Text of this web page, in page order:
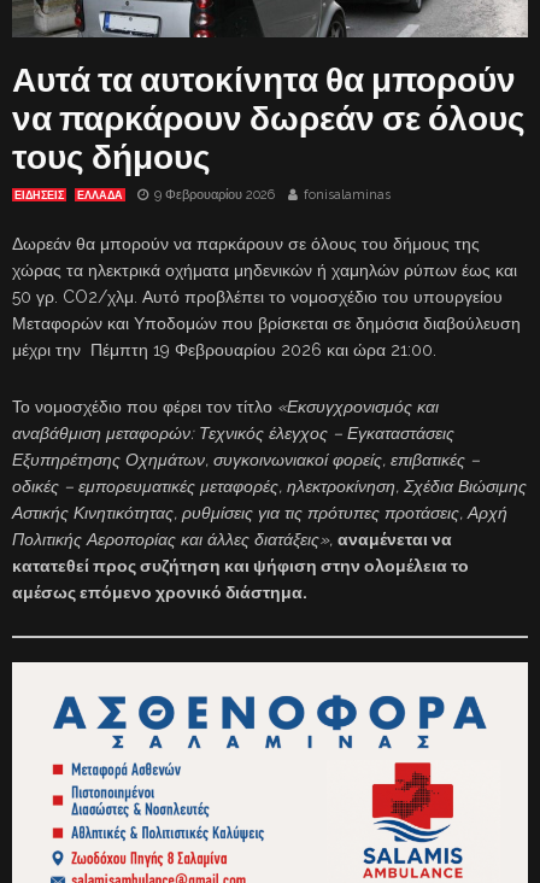
Αυτά τα αυτοκίνητα θα μπορούν
να παρκάρουν δωρεάν σε όλους
τους δήμους
ΕΙΔΗΣΕΙΣ ΕΛΛΑΔΑ 9 Φεβρουαρίου 2026 fonisalaminas
Δωρεάν θα μπορούν να παρκάρουν σε όλους του δήμους της
χώρας τα ηλεκτρικά οχήματα μηδενικών ή χαμηλών ρύπων έως και
50 γρ. CO2/χλμ. Αυτό προβλέπει το νομοσχέδιο του υπουργείου
Μεταφορών και Υποδομών που βρίσκεται σε δημόσια διαβούλευση
μέχρι την Πέμπτη 19 Φεβρουαρίου 2026 και ώρα 21:00.
Το νομοσχέδιο που φέρει τον τίτλο «Εκσυγχρονισμός και
αναβάθμιση μεταφορών: Τεχνικός έλεγχος – Εγκαταστάσεις
Εξυπηρέτησης Οχημάτων, συγκοινωνιακοί φορείς, επιβατικές –
οδικές – εμπορευματικές μεταφορές, ηλεκτροκίνηση, Σχέδια Βιώσιμης
Αστικής Κινητικότητας, ρυθμίσεις για τις πρότυπες προτάσεις, Αρχή
Πολιτικής Αεροπορίας και άλλες διατάξεις», αναμένεται να
κατατεθεί προς συζήτηση και ψήφιση στην ολομέλεια το
αμέσως επόμενο χρονικό διάστημα.